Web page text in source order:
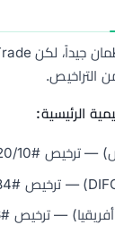
التراخيص.
— ترخيص #120/10
— ترخيص #49976